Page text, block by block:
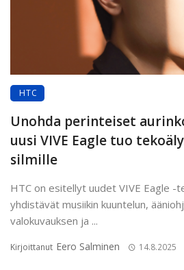
HTC
Unohda perinteiset
uusi VIVE Eagle tuo
silmille
HTC on esitellyt uudet VIVE Eagle -
yhdistävät musiikin kuuntelun,
valokuvauksen ja ...
Kirjoittanut Eero Salminen 14.8.2025